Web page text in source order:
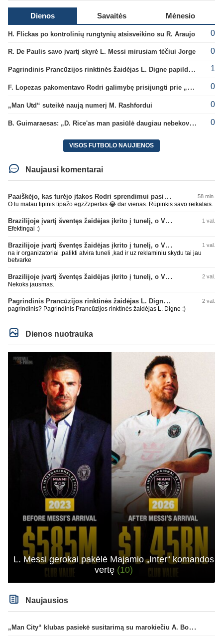
Dienos Savaitės Mėnesio
H. Flickas po kontrolinių rungtynių atsisveikino su R. Araujo 0
R. De Paulis savo įvartį skyrė L. Messi mirusiam tėčiui Jorge 0
Pagrindinis Prancūzijos rinktinės žaidėjas L. Digne papildė PSG gretas 1
F. Lopezas pakomentavo Rodri galimybę prisijungti prie „Barcelona“ ekipos 0
„Man Utd“ suteikė naują numerį M. Rashfordui 0
B. Guimaraesas: „D. Rice'as man pasiūlė daugiau nebekovoti tarpusavyje“ 0
VISOS FUTBOLO NAUJIENOS
Naujausi komentarai
Paaiškėjo, kas turėjo įtakos Rodri sprendimui pasirinkti Barselonos pusę 58 min.
O tu matau tipinis tipažo egzZzpertas 😂 dar vienas. Rūpinkis savo reikalais.
Brazilijoje įvartį šventęs žaidėjas įkrito į tunelį, o VAR įvartį atšaukė 1 val.
Efektingai :)
Brazilijoje įvartį šventęs žaidėjas įkrito į tunelį, o VAR įvartį atšaukė 1 val.
na ir organizatoriai ,palikti atvira tuneli ,kad ir uz reklaminiu skydu tai jau
betvarke
Brazilijoje įvartį šventęs žaidėjas įkrito į tunelį, o VAR įvartį atšaukė 2 val.
Nekoks jausmas.
Pagrindinis Prancūzijos rinktinės žaidėjas L. Digne papildė PSG gretas 2 val.
pagrindinis? Pagrindinis Prancūzijos rinktinės žaidėjas L. Digne :)
Dienos nuotrauka
L. Messi gerokai pakėlė Majamio „Inter“ komandos
vertę (10)
Naujausios
„Man City“ klubas pasiekė susitarimą su marokiečiu A. Bouaddi